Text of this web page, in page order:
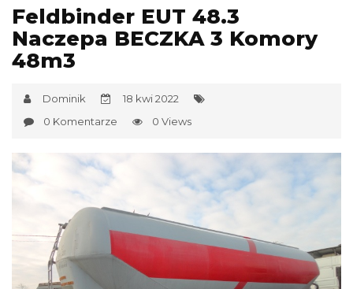
Feldbinder EUT 48.3
Naczepa BECZKA 3 Komory
48m3
Dominik
18 kwi 2022
0 Komentarze
0 Views